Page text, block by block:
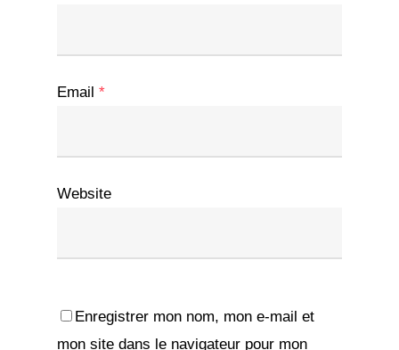
Email *
Website
Enregistrer mon nom, mon e-mail et
mon site dans le navigateur pour mon